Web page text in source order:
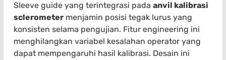
Sleeve guide yang terintegrasi pada anvil kalibrasi
sclerometer menjamin posisi tegak lurus yang
konsisten selama pengujian. Fitur engineering ini
menghilangkan variabel kesalahan operator yang
dapat mempengaruhi hasil kalibrasi. Desain ini